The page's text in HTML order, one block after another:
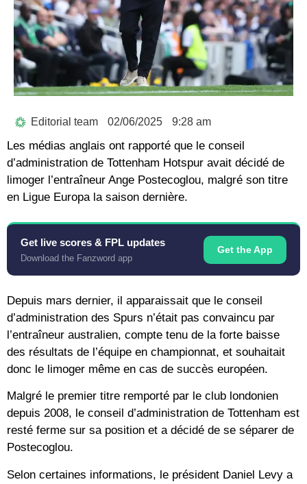
Editorial team 02/06/2025 9:28 am
Les médias anglais ont rapporté que le conseil
d’administration de Tottenham Hotspur avait décidé de
limoger l’entraîneur Ange Postecoglou, malgré son titre
en Ligue Europa la saison dernière.
Get live scores & FPL updates
Download the Fanzword app
Get the App
Depuis mars dernier, il apparaissait que le conseil
d’administration des Spurs n’était pas convaincu par
l’entraîneur australien, compte tenu de la forte baisse
des résultats de l’équipe en championnat, et souhaitait
donc le limoger même en cas de succès européen.
Malgré le premier titre remporté par le club londonien
depuis 2008, le conseil d’administration de Tottenham est
resté ferme sur sa position et a décidé de se séparer de
Postecoglou.
Selon certaines informations, le président Daniel Levy a